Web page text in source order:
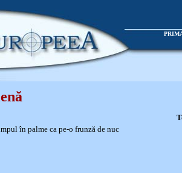
în palme ca pe-o frunză de nuc